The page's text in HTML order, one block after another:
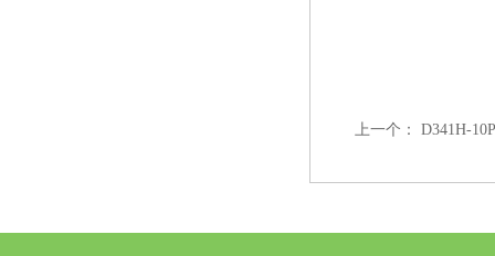
上一个： D341H-